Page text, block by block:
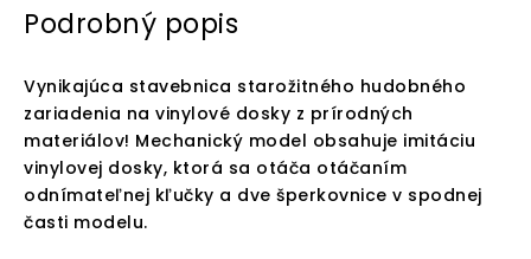
Podrobný popis
Vynikajúca stavebnica starožitného hudobného
zariadenia na vinylové dosky z prírodných
materiálov! Mechanický model obsahuje imitáciu
vinylovej dosky, ktorá sa otáča otáčaním
odnímateľnej kľučky a dve šperkovnice v spodnej
časti modelu.